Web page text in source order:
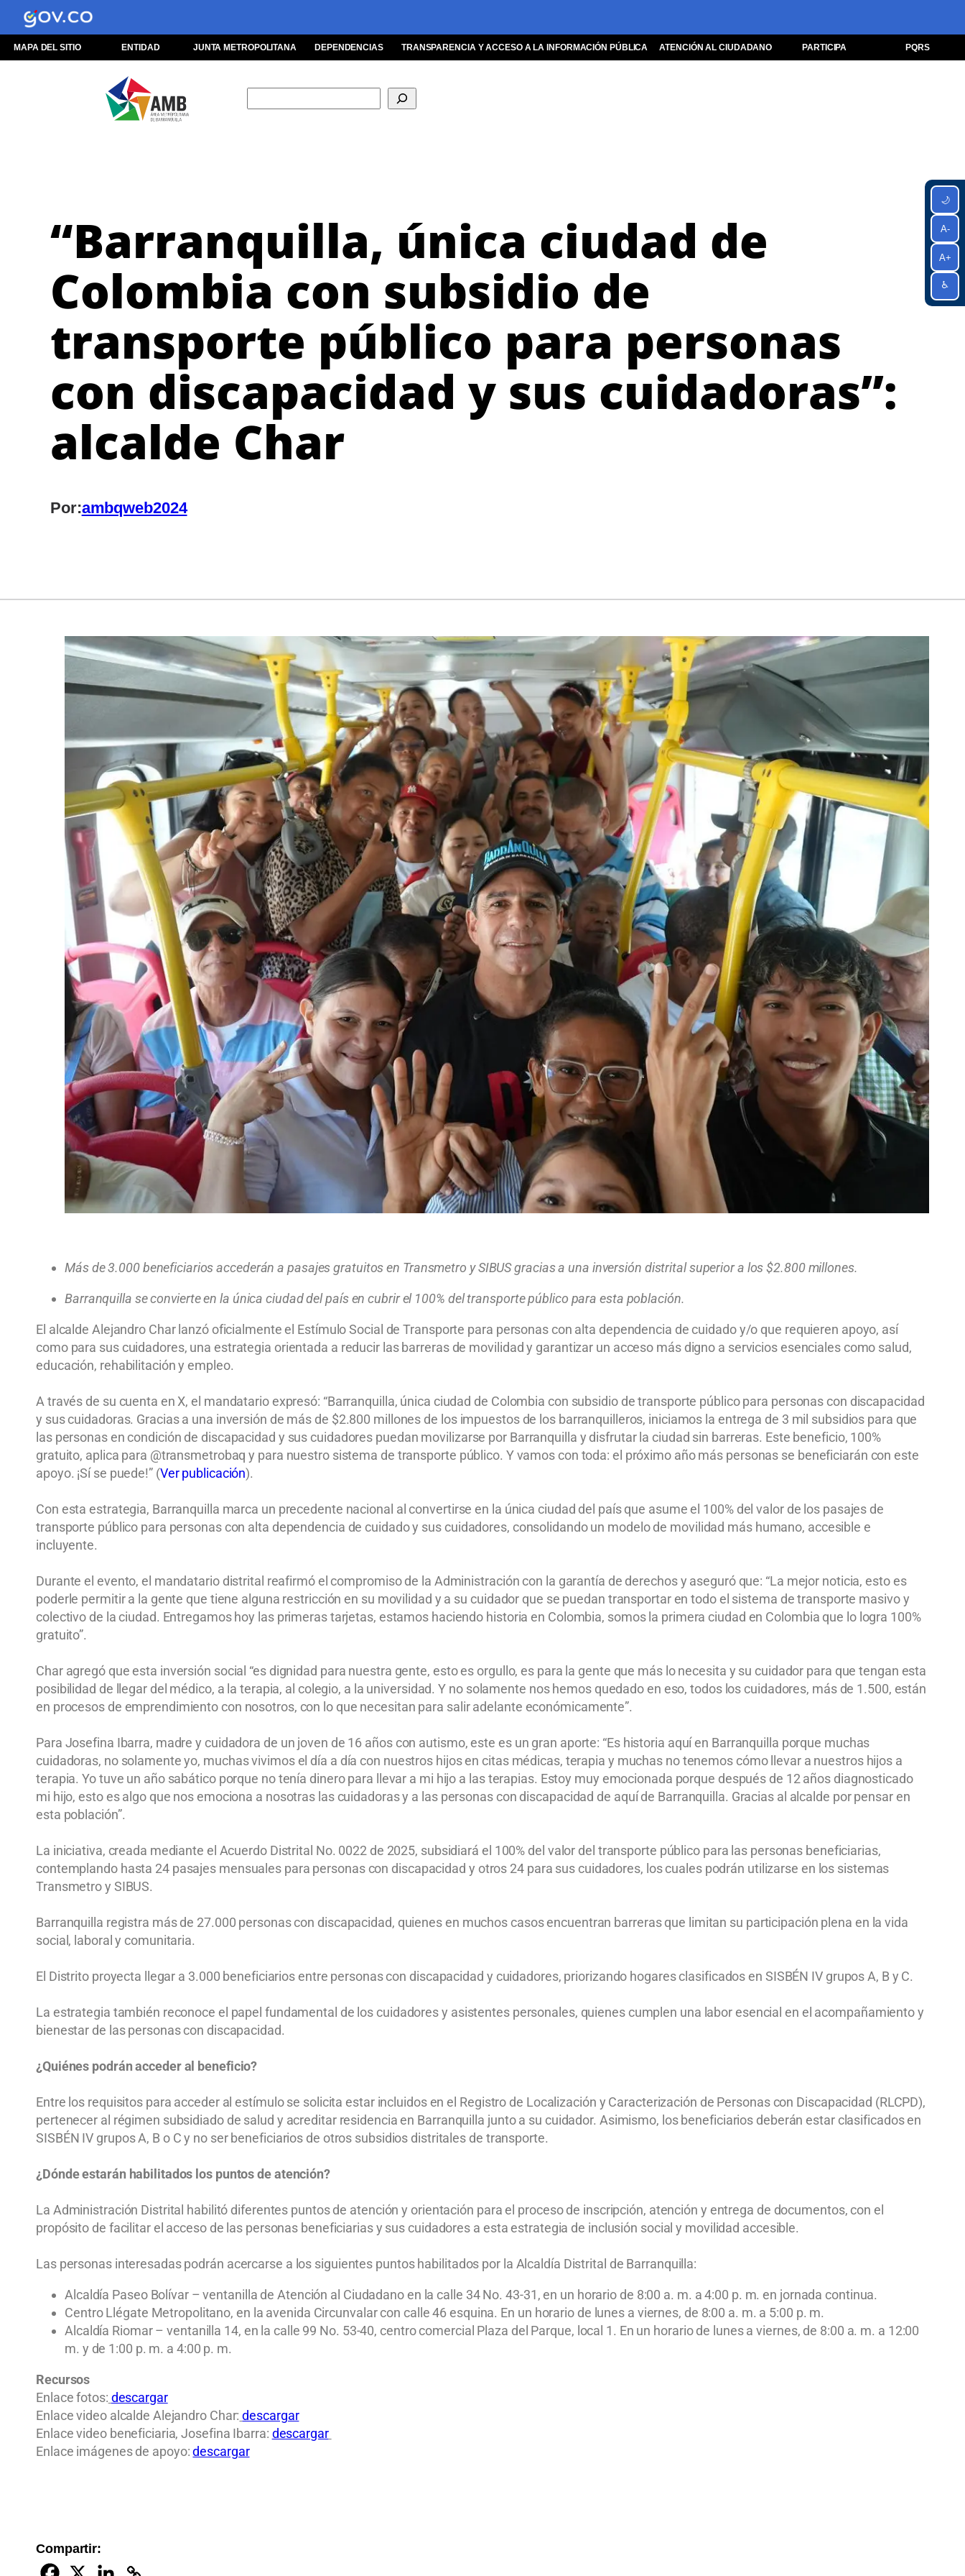
🌙
A-
A+
♿
MAPA DEL SITIO ENTIDAD JUNTA METROPOLITANA DEPENDENCIAS TRANSPARENCIA Y ACCESO A LA INFORMACIÓN PÚBLICA ATENCIÓN AL CIUDADANO PARTICIPA PQRS
“Barranquilla, única ciudad de
Colombia con subsidio de
transporte público para personas
con discapacidad y sus cuidadoras”:
alcalde Char
Por:ambqweb2024
Más de 3.000 beneficiarios accederán a pasajes gratuitos en Transmetro y SIBUS gracias a una inversión distrital superior a los $2.800 millones.
Barranquilla se convierte en la única ciudad del país en cubrir el 100% del transporte público para esta población.
El alcalde Alejandro Char lanzó oficialmente el Estímulo Social de Transporte para personas con alta dependencia de cuidado y/o que requieren apoyo, así
como para sus cuidadores, una estrategia orientada a reducir las barreras de movilidad y garantizar un acceso más digno a servicios esenciales como salud,
educación, rehabilitación y empleo.
A través de su cuenta en X, el mandatario expresó: “Barranquilla, única ciudad de Colombia con subsidio de transporte público para personas con discapacidad
y sus cuidadoras. Gracias a una inversión de más de $2.800 millones de los impuestos de los barranquilleros, iniciamos la entrega de 3 mil subsidios para que
las personas en condición de discapacidad y sus cuidadores puedan movilizarse por Barranquilla y disfrutar la ciudad sin barreras. Este beneficio, 100%
gratuito, aplica para @transmetrobaq y para nuestro sistema de transporte público. Y vamos con toda: el próximo año más personas se beneficiarán con este
apoyo. ¡Sí se puede!” (Ver publicación).
Con esta estrategia, Barranquilla marca un precedente nacional al convertirse en la única ciudad del país que asume el 100% del valor de los pasajes de
transporte público para personas con alta dependencia de cuidado y sus cuidadores, consolidando un modelo de movilidad más humano, accesible e
incluyente.
Durante el evento, el mandatario distrital reafirmó el compromiso de la Administración con la garantía de derechos y aseguró que: “La mejor noticia, esto es
poderle permitir a la gente que tiene alguna restricción en su movilidad y a su cuidador que se puedan transportar en todo el sistema de transporte masivo y
colectivo de la ciudad. Entregamos hoy las primeras tarjetas, estamos haciendo historia en Colombia, somos la primera ciudad en Colombia que lo logra 100%
gratuito”.
Char agregó que esta inversión social “es dignidad para nuestra gente, esto es orgullo, es para la gente que más lo necesita y su cuidador para que tengan esta
posibilidad de llegar del médico, a la terapia, al colegio, a la universidad. Y no solamente nos hemos quedado en eso, todos los cuidadores, más de 1.500, están
en procesos de emprendimiento con nosotros, con lo que necesitan para salir adelante económicamente”.
Para Josefina Ibarra, madre y cuidadora de un joven de 16 años con autismo, este es un gran aporte: “Es historia aquí en Barranquilla porque muchas
cuidadoras, no solamente yo, muchas vivimos el día a día con nuestros hijos en citas médicas, terapia y muchas no tenemos cómo llevar a nuestros hijos a
terapia. Yo tuve un año sabático porque no tenía dinero para llevar a mi hijo a las terapias. Estoy muy emocionada porque después de 12 años diagnosticado
mi hijo, esto es algo que nos emociona a nosotras las cuidadoras y a las personas con discapacidad de aquí de Barranquilla. Gracias al alcalde por pensar en
esta población”.
La iniciativa, creada mediante el Acuerdo Distrital No. 0022 de 2025, subsidiará el 100% del valor del transporte público para las personas beneficiarias,
contemplando hasta 24 pasajes mensuales para personas con discapacidad y otros 24 para sus cuidadores, los cuales podrán utilizarse en los sistemas
Transmetro y SIBUS.
Barranquilla registra más de 27.000 personas con discapacidad, quienes en muchos casos encuentran barreras que limitan su participación plena en la vida
social, laboral y comunitaria.
El Distrito proyecta llegar a 3.000 beneficiarios entre personas con discapacidad y cuidadores, priorizando hogares clasificados en SISBÉN IV grupos A, B y C.
La estrategia también reconoce el papel fundamental de los cuidadores y asistentes personales, quienes cumplen una labor esencial en el acompañamiento y
bienestar de las personas con discapacidad.
¿Quiénes podrán acceder al beneficio?
Entre los requisitos para acceder al estímulo se solicita estar incluidos en el Registro de Localización y Caracterización de Personas con Discapacidad (RLCPD),
pertenecer al régimen subsidiado de salud y acreditar residencia en Barranquilla junto a su cuidador. Asimismo, los beneficiarios deberán estar clasificados en
SISBÉN IV grupos A, B o C y no ser beneficiarios de otros subsidios distritales de transporte.
¿Dónde estarán habilitados los puntos de atención?
La Administración Distrital habilitó diferentes puntos de atención y orientación para el proceso de inscripción, atención y entrega de documentos, con el
propósito de facilitar el acceso de las personas beneficiarias y sus cuidadores a esta estrategia de inclusión social y movilidad accesible.
Las personas interesadas podrán acercarse a los siguientes puntos habilitados por la Alcaldía Distrital de Barranquilla:
Alcaldía Paseo Bolívar – ventanilla de Atención al Ciudadano en la calle 34 No. 43-31, en un horario de 8:00 a. m. a 4:00 p. m. en jornada continua.
Centro Llégate Metropolitano, en la avenida Circunvalar con calle 46 esquina. En un horario de lunes a viernes, de 8:00 a. m. a 5:00 p. m.
Alcaldía Riomar – ventanilla 14, en la calle 99 No. 53-40, centro comercial Plaza del Parque, local 1. En un horario de lunes a viernes, de 8:00 a. m. a 12:00
m. y de 1:00 p. m. a 4:00 p. m.
Recursos
Enlace fotos: descargar
Enlace video alcalde Alejandro Char: descargar
Enlace video beneficiaria, Josefina Ibarra: descargar
Enlace imágenes de apoyo:descargar
Compartir: